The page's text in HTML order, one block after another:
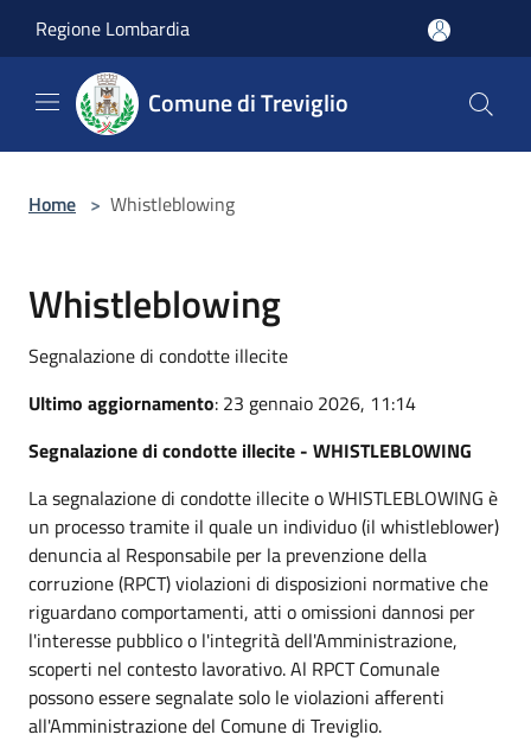
Regione Lombardia
Comune di Treviglio
Home > Whistleblowing
Whistleblowing
Segnalazione di condotte illecite
Ultimo aggiornamento: 23 gennaio 2026, 11:14
Segnalazione di condotte illecite - WHISTLEBLOWING
La segnalazione di condotte illecite o WHISTLEBLOWING è
un processo tramite il quale un individuo (il whistleblower)
denuncia al Responsabile per la prevenzione della
corruzione (RPCT) violazioni di disposizioni normative che
riguardano comportamenti, atti o omissioni dannosi per
l'interesse pubblico o l'integrità dell'Amministrazione,
scoperti nel contesto lavorativo. Al RPCT Comunale
possono essere segnalate solo le violazioni afferenti
all'Amministrazione del Comune di Treviglio.